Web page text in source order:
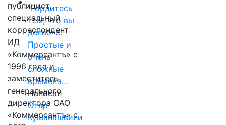
"Гордитесь
тем, что вы
делаете.
Простые и
очень
сложные
времена…
Написал
Отар
Кушанашвили
публицист,
специальный
корреспондент
ИД
«Коммерсантъ» с
1996 года и
заместитель
генерального
директора ОАО
«Коммерсантъ» с